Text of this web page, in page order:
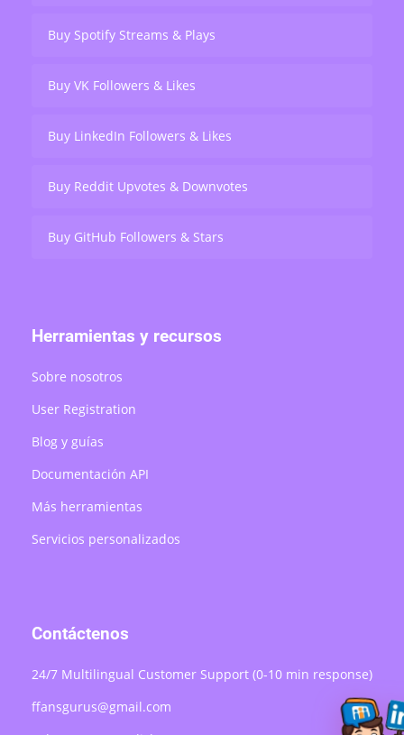
Buy Spotify Streams & Plays
Buy VK Followers & Likes
Buy LinkedIn Followers & Likes
Buy Reddit Upvotes & Downvotes
Buy GitHub Followers & Stars
Herramientas y recursos
Sobre nosotros
User Registration
Blog y guías
Documentación API
Más herramientas
Servicios personalizados
Contáctenos
24/7 Multilingual Customer Support (0-10 min response)
ffansgurus@gmail.com